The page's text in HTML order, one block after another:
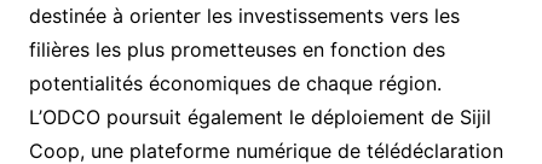
destinée à orienter les investissements vers les
filières les plus prometteuses en fonction des
potentialités économiques de chaque région.
L’ODCO poursuit également le déploiement de Sijil
Coop, une plateforme numérique de télédéclaration